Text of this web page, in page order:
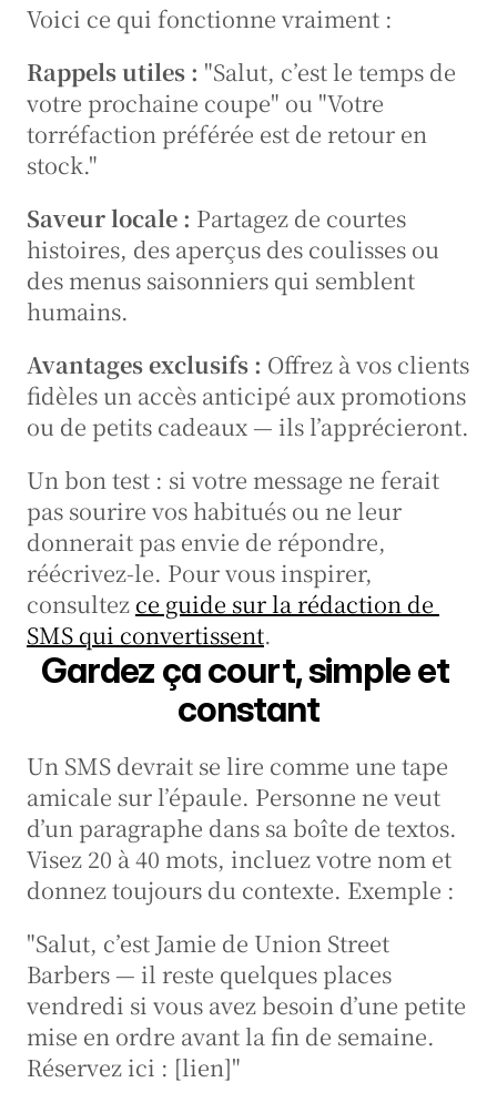
Voici ce qui fonctionne vraiment :
Rappels utiles : "Salut, c’est le temps de
votre prochaine coupe" ou "Votre
torréfaction préférée est de retour en
stock."
Saveur locale : Partagez de courtes
histoires, des aperçus des coulisses ou
des menus saisonniers qui semblent
humains.
Avantages exclusifs : Offrez à vos clients
fidèles un accès anticipé aux promotions
ou de petits cadeaux — ils l’apprécieront.
Un bon test : si votre message ne ferait
pas sourire vos habitués ou ne leur
donnerait pas envie de répondre,
réécrivez-le. Pour vous inspirer,
consultez ce guide sur la rédaction de
SMS qui convertissent.
Gardez ça court, simple et
constant
Un SMS devrait se lire comme une tape
amicale sur l’épaule. Personne ne veut
d’un paragraphe dans sa boîte de textos.
Visez 20 à 40 mots, incluez votre nom et
donnez toujours du contexte. Exemple :
"Salut, c’est Jamie de Union Street
Barbers — il reste quelques places
vendredi si vous avez besoin d’une petite
mise en ordre avant la fin de semaine.
Réservez ici : [lien]"